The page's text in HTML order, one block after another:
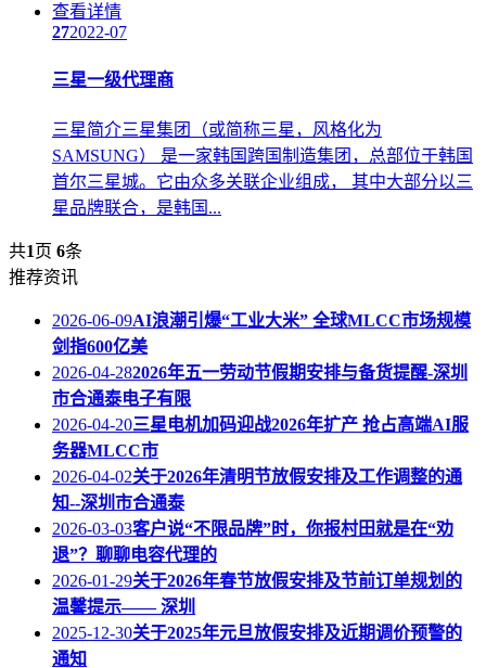
查看详情
272022-07
三星一级代理商
三星简介三星集团（或简称三星，风格化为
SAMSUNG） 是一家韩国跨国制造集团，总部位于韩国
首尔三星城。它由众多关联企业组成， 其中大部分以三
星品牌联合，是韩国...
共1页 6条
推荐资讯
2026-06-09AI浪潮引爆“工业大米” 全球MLCC市场规模
剑指600亿美
2026-04-282026年五一劳动节假期安排与备货提醒-深圳
市合通泰电子有限
2026-04-20三星电机加码迎战2026年扩产 抢占高端AI服
务器MLCC市
2026-04-02关于2026年清明节放假安排及工作调整的通
知--深圳市合通泰
2026-03-03客户说“不限品牌”时，你报村田就是在“劝
退”？聊聊电容代理的
2026-01-29关于2026年春节放假安排及节前订单规划的
温馨提示—— 深圳
2025-12-30关于2025年元旦放假安排及近期调价预警的
通知